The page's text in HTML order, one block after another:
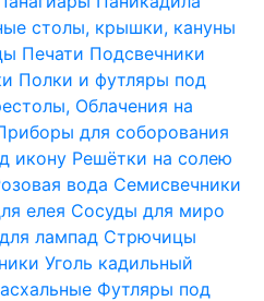
столы, крышки, кануны
Печати Подсвечники
Полки и футляры под
Облачения на
для соборования
икону Решётки на солею
вода Семисвечники
елея Сосуды для миро
лампад Стрючицы
Уголь кадильный
Футляры под